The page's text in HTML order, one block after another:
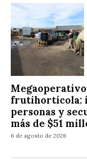
frutihortícola:
personas y
más de $51
6 de agosto de 2026